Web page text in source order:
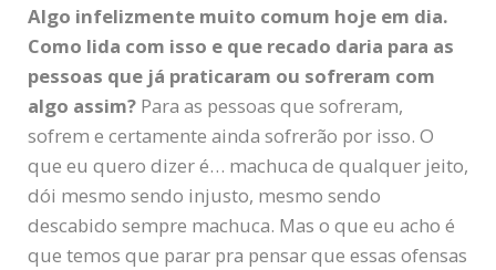
Algo infelizmente muito comum hoje em dia.
Como lida com isso e que recado daria para as
pessoas que já praticaram ou sofreram com
algo assim? Para as pessoas que sofreram,
sofrem e certamente ainda sofrerão por isso. O
que eu quero dizer é… machuca de qualquer jeito,
dói mesmo sendo injusto, mesmo sendo
descabido sempre machuca. Mas o que eu acho é
que temos que parar pra pensar que essas ofensas